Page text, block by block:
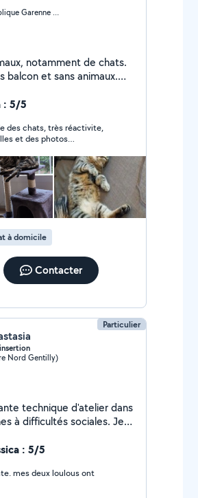
Nancy (Prouve Republique Garenne Nord)
notamment de chats.
balcon et sans animaux.
ou pour des cours
: 5/5
des chats, très réactivite,
et des photos
merci !
à domicile
Contacter
Particulier
Nord Gentilly)
technique d'atelier dans
à difficultés sociales. Je
des locaux) Je suis
. Pour mon CV complet il
: 5/5
mes deux loulous ont